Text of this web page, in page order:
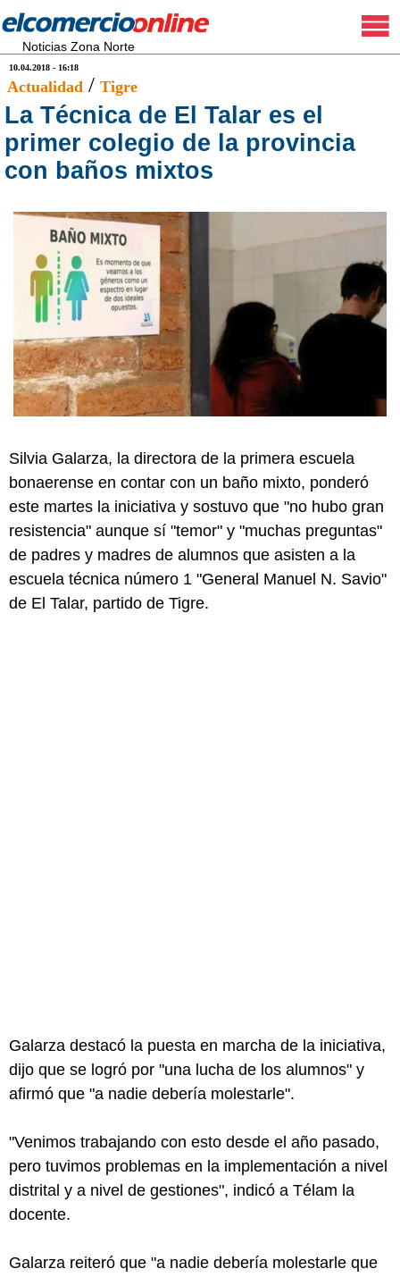
Noticias Zona Norte
10.04.2018 - 16:18
Actualidad / Tigre
La Técnica de El Talar es el
primer colegio de la provincia
con baños mixtos
Silvia Galarza, la directora de la primera escuela
bonaerense en contar con un baño mixto, ponderó
este martes la iniciativa y sostuvo que "no hubo gran
resistencia" aunque sí "temor" y "muchas preguntas"
de padres y madres de alumnos que asisten a la
escuela técnica número 1 "General Manuel N. Savio"
de El Talar, partido de Tigre.
Galarza destacó la puesta en marcha de la iniciativa,
dijo que se logró por "una lucha de los alumnos" y
afirmó que "a nadie debería molestarle".
"Venimos trabajando con esto desde el año pasado,
pero tuvimos problemas en la implementación a nivel
distrital y a nivel de gestiones", indicó a Télam la
docente.
Galarza reiteró que "a nadie debería molestarle que